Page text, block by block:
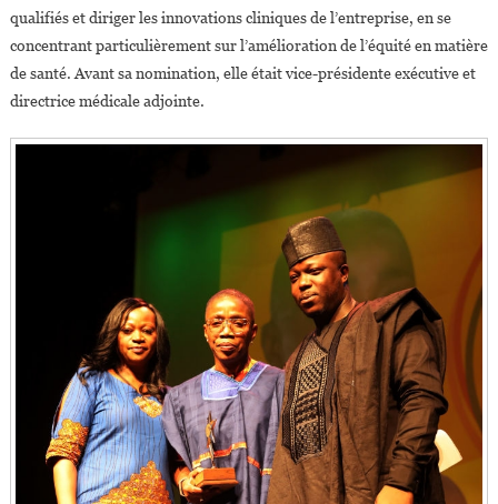
qualifiés et diriger les innovations cliniques de l’entreprise, en se
concentrant particulièrement sur l’amélioration de l’équité en matière
de santé. Avant sa nomination, elle était vice-présidente exécutive et
directrice médicale adjointe.